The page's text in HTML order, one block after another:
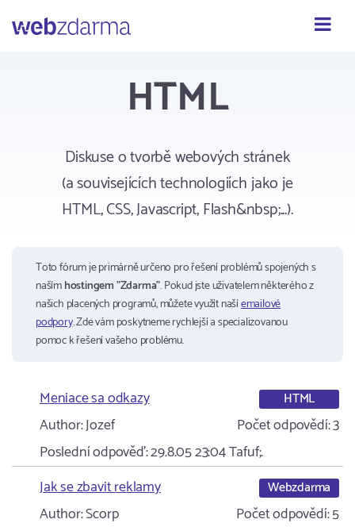
HTML
Diskuse o tvorbě webových stránek
(a souvisejících technologiích jako je
HTML, CSS, Javascript, Flash&nbsp;...).
Toto fórum je primárně určeno pro řešení problémů spojených s
našímhostingem "Zdarma". Pokud jste uživatelem některého z
našich placených programů, můžete využít našíemailové
podpory. Zde vám poskytneme rychlejší a specializovanou
pomoc k řešení vašeho problému.
Meniace sa odkazy HTML
Author:Jozef Počet odpovědí:3
Poslední odpověď:29.8.05 23:04Tafuf;.
Jak se zbavit reklamy
Webzdarma
Author:Scorp Počet odpovědí:5